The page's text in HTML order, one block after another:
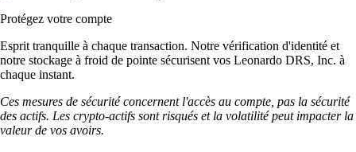
Protégez votre compte
Esprit tranquille à chaque transaction. Notre vérification d'identité et
notre stockage à froid de pointe sécurisent vos Leonardo DRS, Inc. à
chaque instant.
Ces mesures de sécurité concernent l'accès au compte, pas la sécurité
des actifs. Les crypto-actifs sont risqués et la volatilité peut impacter la
valeur de vos avoirs.